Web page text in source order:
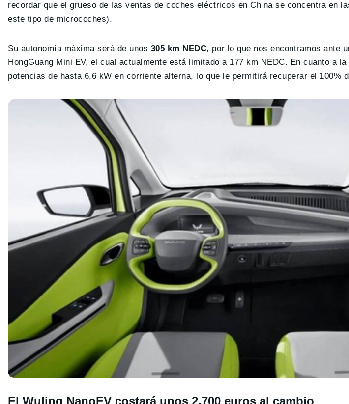
recordar que el grueso de las ventas de coches eléctricos en China se concentra en
este tipo de microcoches).
Su autonomía máxima será de unos 305 km NEDC, por lo que nos encontramos ante
HongGuang Mini EV, el cual actualmente está limitado a 177 km NEDC. En cuanto a
potencias de hasta 6,6 kW en corriente alterna, lo que le permitirá recuperar el 100%
El Wuling NanoEV costará unos 2.700 euros al cambio